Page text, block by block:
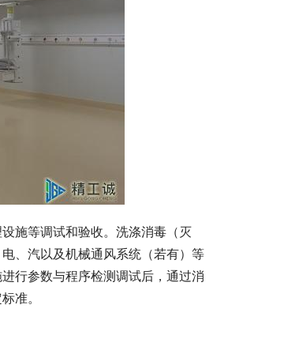
施等调试和验收。洗涤消毒（灭
、汽以及机械通风系统（若有）等
行参数与程序检测调试后，通过消
准。